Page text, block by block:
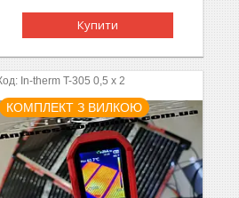
Купити
In-therm T-305 0,5 x 2
КОМПЛЕКТ З ВИЛКОЮ